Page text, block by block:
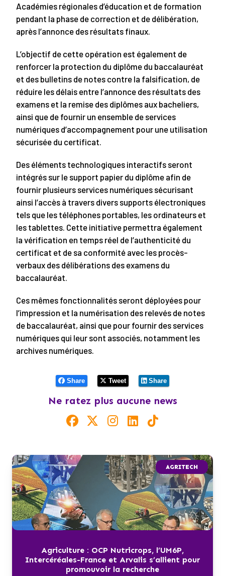
Académies régionales d’éducation et de formation
pendant la phase de correction et de délibération,
après l’annonce des résultats finaux.
L’objectif de cette opération est également de
renforcer la protection du diplôme du baccalauréat
et des bulletins de notes contre la falsification, de
réduire les délais entre l’annonce des résultats des
examens et la remise des diplômes aux bacheliers,
ainsi que de fournir un ensemble de services
numériques d’accompagnement pour une utilisation
sécurisée du certificat.
Des éléments technologiques interactifs seront
intégrés sur le support papier du diplôme afin de
fournir plusieurs services numériques sécurisant
ainsi l’accès à travers divers supports électroniques
tels que les téléphones portables, les ordinateurs et
les tablettes. Cette initiative permettra également
la vérification en temps réel de l’authenticité du
certificat et de sa conformité avec les procès-
verbaux des délibérations des examens du
baccalauréat.
Ces mêmes fonctionnalités seront déployées pour
l’impression et la numérisation des relevés de notes
de baccalauréat, ainsi que pour fournir des services
numériques qui leur sont associés, notamment les
archives numériques.
Share Tweet Share
Ne ratez plus aucune news
AGRITECH
Agriculture : OCP Nutricrops, l’UM6P,
Intercéréales-France et Arvalis s’allient pour
promouvoir la recherche